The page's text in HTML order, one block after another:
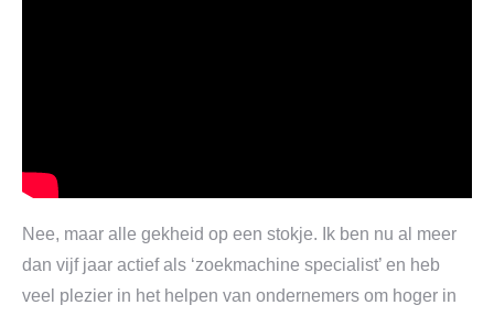
Nee, maar alle gekheid op een stokje. Ik ben nu al meer
dan vijf jaar actief als ‘zoekmachine specialist’ en heb
veel plezier in het helpen van ondernemers om hoger in